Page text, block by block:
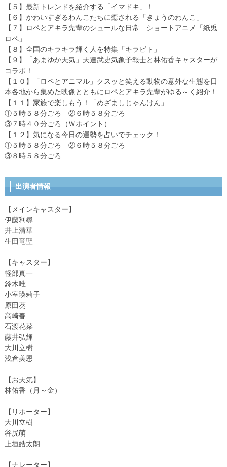
【５】最新トレンドを紹介する「イマドキ」！
【６】かわいすぎるわんこたちに癒される「きょうのわんこ」
【７】ロペとアキラ先輩のシュールな日常 ショートアニメ「紙兎
ロペ」
【８】全国のキラキラ輝く人を特集「キラビト」
【９】「あまゆか天気」天達武史気象予報士と林佑香キャスターが
コラボ！
【１０】「ロペとアニマル」クスッと笑える動物の意外な生態を日
本各地から集めた映像とともにロペとアキラ先輩がゆる～く紹介！
【１１】家族で楽しもう！「めざましじゃんけん」
①５時５８分ごろ ②６時５８分ごろ
③７時４０分ごろ（Ｗポイント）
【１２】気になる今日の運勢を占いでチェック！
①５時５８分ごろ ②６時５８分ごろ
③８時５８分ごろ
出演者情報
【メインキャスター】
伊藤利尋
井上清華
生田竜聖
【キャスター】
軽部真一
鈴木唯
小室瑛莉子
原田葵
高崎春
石渡花菜
藤井弘輝
大川立樹
浅倉美恩
【お天気】
林佑香（月～金）
【リポーター】
大川立樹
谷尻萌
上垣皓太朗
【ナレーター】